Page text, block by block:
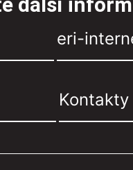
eri-
Kontakty